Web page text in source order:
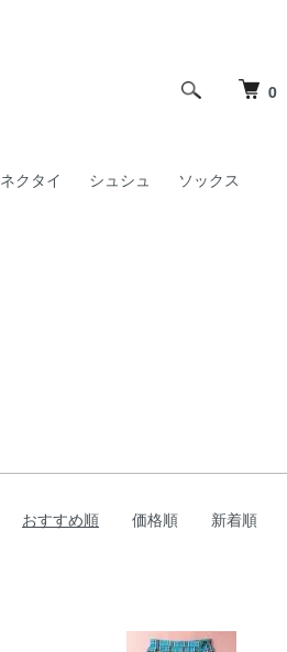
0
ネクタイ シュシュ
ソックス
おすすめ順 価格順 新着順